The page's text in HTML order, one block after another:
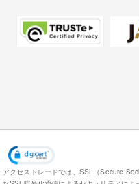
アクセストレードでは、SSL（Secure